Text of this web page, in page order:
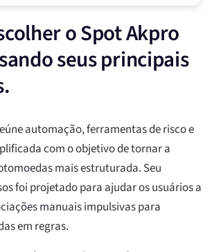
o Spot Akpro
seus principais
automação, ferramentas de risco e
com o objetivo de tornar a
mais estruturada. Seu
foi projetado para ajudar os usuários a
manuais impulsivas para
em regras.